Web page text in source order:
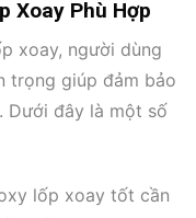
Xoay Phù Hợp
xoay, người dùng
trọng giúp đảm bảo
Dưới đây là một số
lốp xoay tốt cần